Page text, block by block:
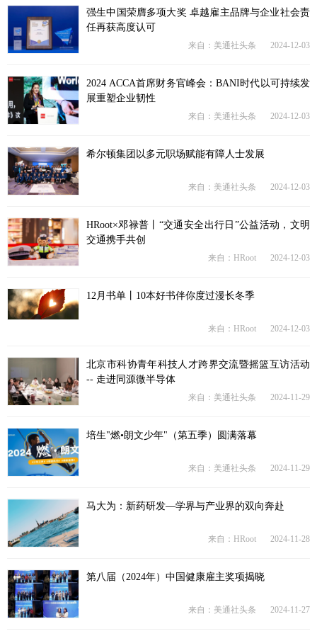
强生中国荣膺多项大奖 卓越雇主品牌与企业社会责
任再获高度认可
来自：美通社头条 2024-12-03
2024 ACCA首席财务官峰会：BANI时代以可持续发
展重塑企业韧性
来自：美通社头条 2024-12-03
希尔顿集团以多元职场赋能有障人士发展
来自：美通社头条 2024-12-03
HRoot×邓禄普丨“交通安全出行日”公益活动，文明
交通携手共创
来自：HRoot 2024-12-03
12月书单丨10本好书伴你度过漫长冬季
来自：HRoot 2024-12-03
北京市科协青年科技人才跨界交流暨摇篮互访活动
-- 走进同源微半导体
来自：美通社头条 2024-11-29
培生"燃•朗文少年"（第五季）圆满落幕
来自：美通社头条 2024-11-29
马大为：新药研发—学界与产业界的双向奔赴
来自：HRoot 2024-11-28
第八届（2024年）中国健康雇主奖项揭晓
来自：美通社头条 2024-11-27